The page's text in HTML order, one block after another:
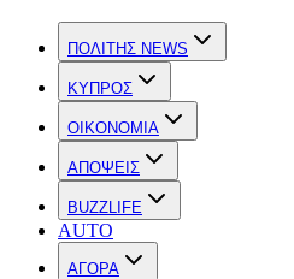
ΠΟΛΙΤΗΣ NEWS
ΚΥΠΡΟΣ
OIKONOMIA
ΑΠΟΨΕΙΣ
BUZZLIFE
AUTO
ΑΓΟΡΑ